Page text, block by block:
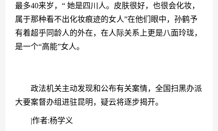
最多40来岁，“ 她是四川人。皮肤很好，也很会化妆，
属于那种看不出化妆痕迹的女人”在他们眼中，孙鹤予
有着超乎同龄人的外在，在人际关系上更是八面玲珑，
是一个“高能”女人。
政法机关主动发现和公布有关案情，全国扫黑办派
大要案督办组进驻昆明，疑云将逐步揭开。
|作者:杨学义